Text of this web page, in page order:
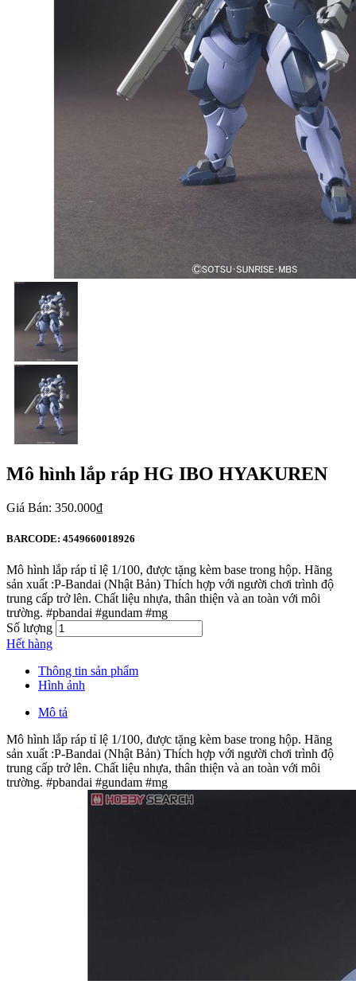
Mô hình lắp ráp HG IBO HYAKUREN
Giá Bán: 350.000₫
BARCODE: 4549660018926
Mô hình lắp ráp tỉ lệ 1/100, được tặng kèm base trong hộp. Hãng
sản xuất :P-Bandai (Nhật Bản) Thích hợp với người chơi trình độ
trung cấp trở lên. Chất liệu nhựa, thân thiện và an toàn với môi
trường. #pbandai #gundam #mg
Số lượng
Hết hàng
Thông tin sản phẩm
Hình ảnh
Mô tả
Mô hình lắp ráp tỉ lệ 1/100, được tặng kèm base trong hộp. Hãng
sản xuất :P-Bandai (Nhật Bản) Thích hợp với người chơi trình độ
trung cấp trở lên. Chất liệu nhựa, thân thiện và an toàn với môi
trường. #pbandai #gundam #mg